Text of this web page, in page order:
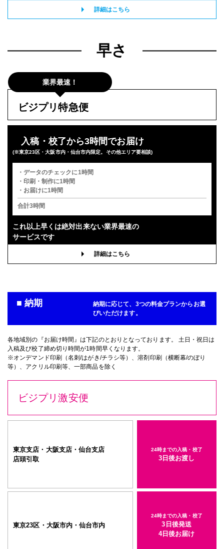
詳細はこちら
早さ
業界最速！
ビジプリ特急便
入稿・校了から3時間でお届け
(※東京23区・大阪市内・仙台市内限定。その他エリア要相談)
・データのチェックに1時間
・印刷・制作に1時間
・お届けに1時間
合計3時間
これ以上早くは絶対出来ない業界最速の
サービスです
詳細はこちら
■ 納期
納期に応じて、3つの料金プランからお選
びいただけます。
各地域別の『お届け時間』は下記のとおりとなっております。 土日・祝日は
入稿及び校了締め切り時間が1時間早くなります。
※オンデマンド印刷（名刺/はがき/チラシ等）、溶剤印刷（横断幕/のぼり
等）、アクリル印刷等、一部商品を除く
ビジプリ激安便
東京支店・大阪支店・仙台支店
店頭引取
24時までの入稿・校了
3日後お渡し
東京23区・大阪市内・仙台市内
24時までの入稿・校了
3日後発送
4日後お届け